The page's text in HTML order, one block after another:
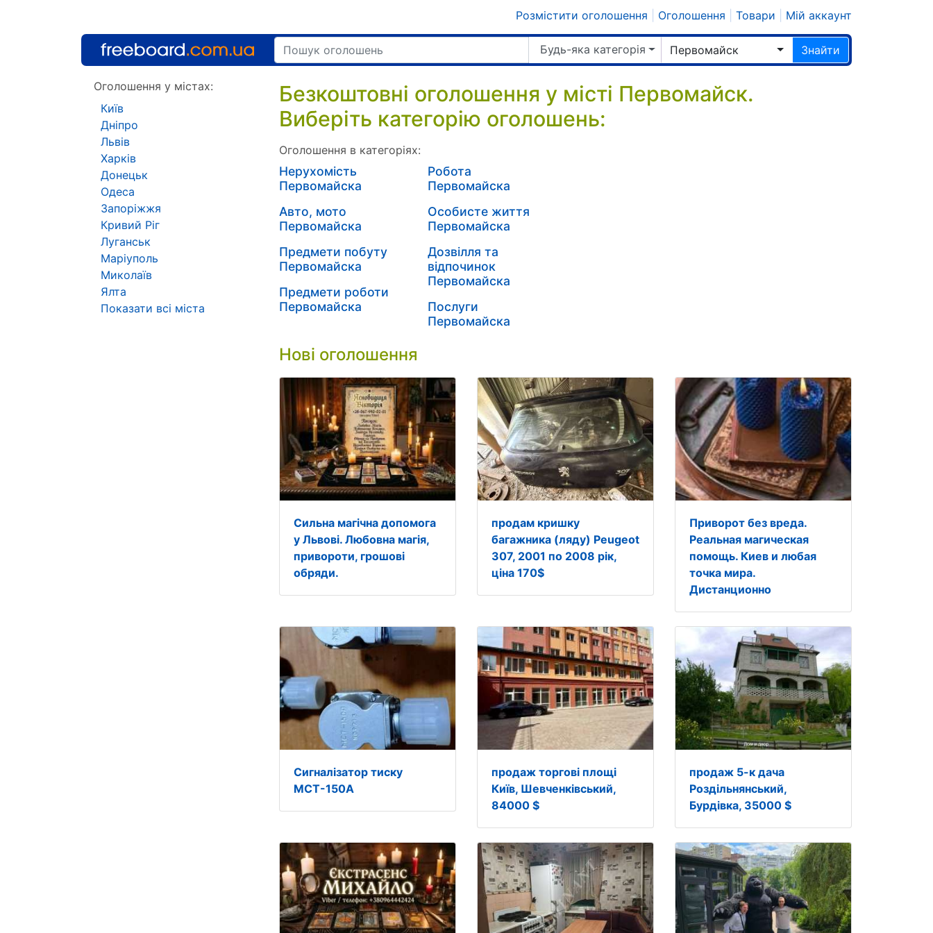
Розмістити оголошення Оголошення Товари Мій аккаунт
Будь-яка категорія Первомайск Знайти
Безкоштовні оголошення у місті Первомайск.
Виберіть категорію оголошень:
Оголошення в категоріях:
Нерухомість
Первомайска
Авто, мото
Первомайска
Предмети побуту
Первомайска
Предмети роботи
Первомайска
Робота
Первомайска
Особисте життя
Первомайска
Дозвілля та
відпочинок
Первомайска
Послуги
Первомайска
Нові оголошення
Сильна магічна допомога
у Львові. Любовна магія,
привороти, грошові
обряди.
продам кришку
багажника (ляду) Peugeot
307, 2001 по 2008 рік,
ціна 170$
Приворот без вреда.
Реальная магическая
помощь. Киев и любая
точка мира.
Дистанционно
Сигналізатор тиску
МСТ-150А
продаж торгові площі
Київ, Шевченківський,
84000 $
продаж 5-к дача
Роздільнянський,
Бурдівка, 35000 $
Оголошення у містах:
Київ
Дніпро
Львів
Харків
Донецьк
Одеса
Запоріжжя
Кривий Ріг
Луганськ
Маріуполь
Миколаїв
Ялта
Показати всі міста